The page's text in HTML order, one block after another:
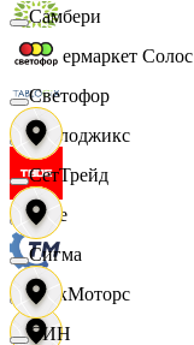
Супермаркет Солос
Таблоджикс
Твое
ТракМоторс
Самбери
Светофор
СетТрейд
Сигма
СИН